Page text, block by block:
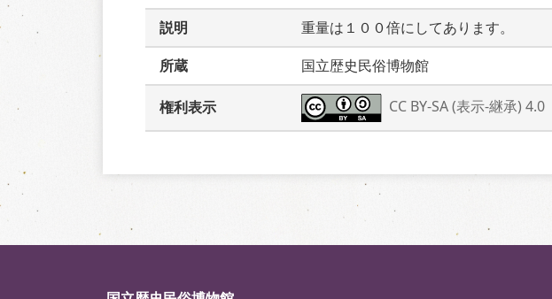
説明
重量は１００倍にしてあります。
所蔵
国立歴史民俗博物館
権利表示 CC BY-SA (表示-継承) 4.0